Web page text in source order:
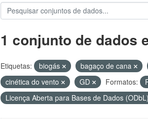
1 conjunto de dados
Etiquetas: biogás bagaço de cana
cinética do vento
GD Formatos:
Licença Aberta para Bases de Dados